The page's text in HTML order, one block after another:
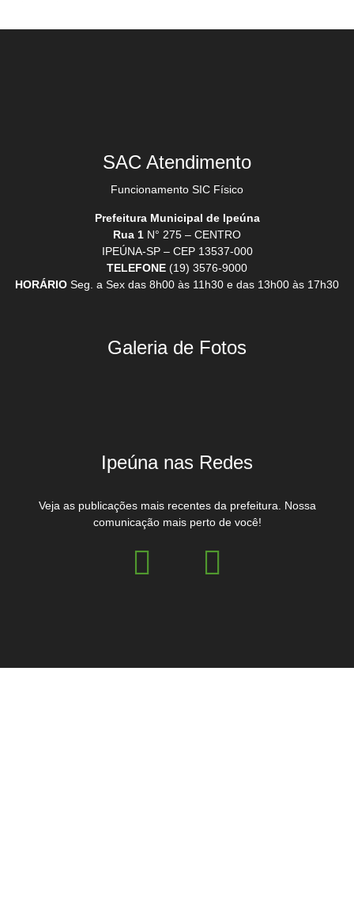
SAC Atendimento
Funcionamento SIC Físico
Prefeitura Municipal de Ipeúna
Rua 1 N° 275 – CENTRO
IPEÚNA-SP – CEP 13537-000
TELEFONE (19) 3576-9000
HORÁRIO Seg. a Sex das 8h00 às 11h30 e das 13h00 às 17h30
Galeria de Fotos
Ipeúna nas Redes
Veja as publicações mais recentes da prefeitura. Nossa
comunicação mais perto de você!